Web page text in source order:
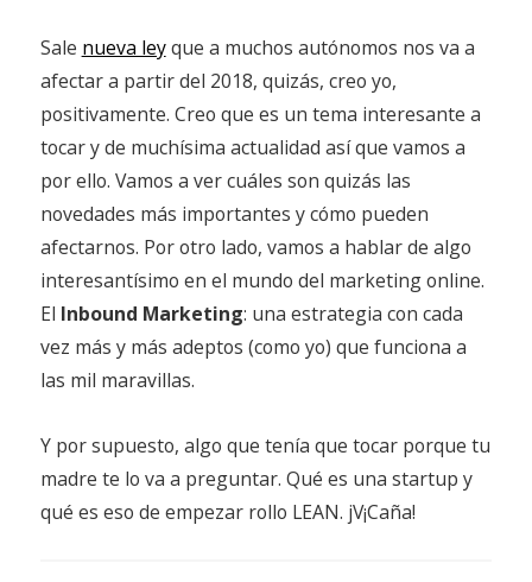
Sale nueva leyque a muchos autónomos nos va a
afectar a partir del 2018, quizás, creo yo,
positivamente. Creo que es un tema interesante a
tocar y de muchísima actualidad así que vamos a
por ello. Vamos a ver cuáles son quizás las
novedades más importantes y cómo pueden
afectarnos. Por otro lado, vamos a hablar de algo
interesantísimo en el mundo del marketing online.
El Inbound Marketing: una estrategia con cada
vez más y más adeptos (como yo) que funciona a
las mil maravillas.
Y por supuesto, algo que tenía que tocar porque tu
madre te lo va a preguntar. Qué es una startup y
qué es eso de empezar rollo LEAN. jV¡Caña!